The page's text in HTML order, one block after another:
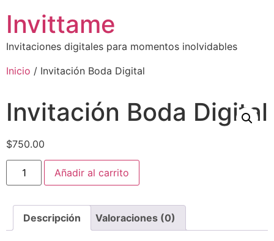
Invittame
Invitaciones digitales para momentos inolvidables
Inicio / Invitación Boda Digital
Invitación Boda Digital
$750.00
Añadir al carrito
Descripción Valoraciones (0)